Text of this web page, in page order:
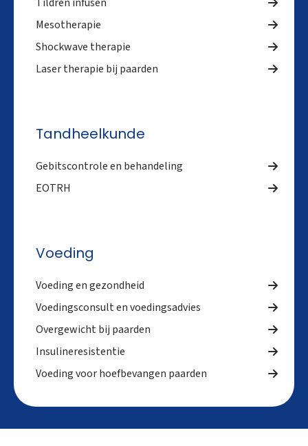
Mesotherapie
Shockwave therapie
Laser therapie bij paarden
Tandheelkunde
Gebitscontrole en behandeling
EOTRH
Voeding
Voeding en gezondheid
Voedingsconsult en voedingsadvies
Overgewicht bij paarden
Insulineresistentie
Voeding voor hoefbevangen paarden